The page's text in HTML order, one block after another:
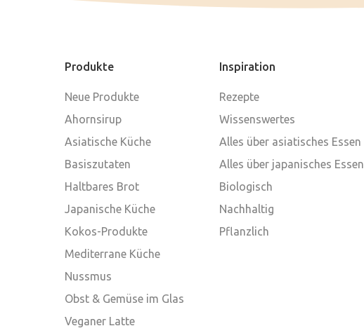
Produkte
Neue Produkte
Ahornsirup
Asiatische Küche
Basiszutaten
Haltbares Brot
Japanische Küche
Kokos-Produkte
Mediterrane Küche
Nussmus
Obst & Gemüse im Glas
Veganer Latte
Inspiration
Rezepte
Wissenswertes
Alles über asiatisches Essen
Alles über japanisches Essen
Biologisch
Nachhaltig
Pflanzlich